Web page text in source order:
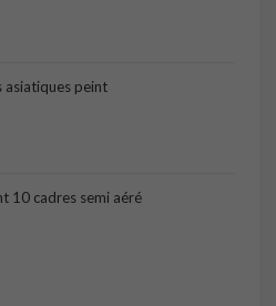
asiatiques peint
10 cadres semi aéré